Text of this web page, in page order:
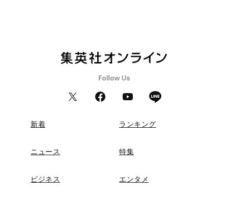
新着 ランキング
ニュース 特集
ビジネス エンタメ